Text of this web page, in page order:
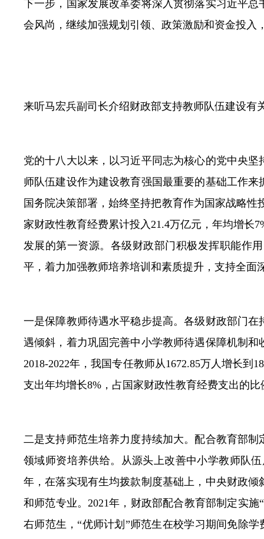
下一步，国家发展改革委将深入贯彻落实习近平
会风尚，继续加强规划引领、政策激励和资金投入
来听马宏兵副司长介绍财政部支持教师队伍建设
党的十八大以来，以习近平同志为核心的党中央
师队伍建设作为建设教育强国最重要的基础工作
国务院决策部署，始终坚持把教育作为国家战略
家财政性教育经费累计投入21.4万亿元，年均增长
发展的第一资源。各级财政部门积极发挥职能作
平，着力加强教师培养培训和素质提升，支持全
一是保障教师待遇水平稳步提高。各级财政部门
遇倾斜，着力巩固完善中小学教师待遇保障机制
2018-2022年，我国专任教师从1672.85万人增长
支出年均增长8%，占国家财政性教育经费支出的
二是支持师范生培养力度持续加大。配合教育部
领域师资培养供给。从源头上改善中小学教师队
年，在落实现有生均拨款制度基础上，中央财政
和师范专业。2021年，财政部配合教育部制定实
右师范生，“优师计划”师范生在校学习期间免除